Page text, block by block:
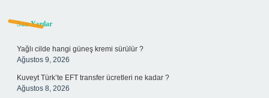
Sidebar
Son Yazılar
Yağlı cilde hangi güneş kremi sürülür ?
Ağustos 9, 2026
Kuveyt Türk’te EFT transfer ücretleri ne kadar ?
Ağustos 8, 2026